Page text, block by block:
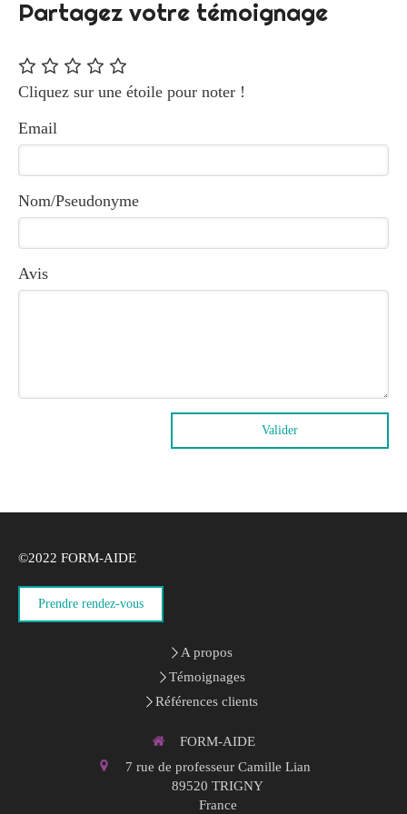
Partagez votre témoignage
Cliquez sur une étoile pour noter !
Email
Nom/Pseudonyme
Avis
Valider
©2022 FORM-AIDE
Prendre rendez-vous
A propos
Témoignages
Références clients
FORM-AIDE
7 rue de professeur Camille Lian
89520 TRIGNY
France